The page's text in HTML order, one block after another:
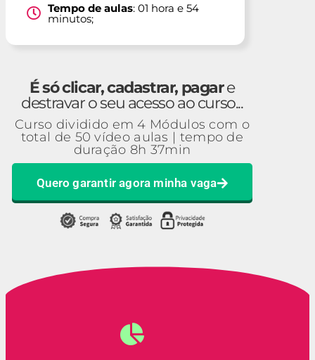
Tempo de aulas: 01 hora e 54
minutos;
É só clicar, cadastrar, pagare
destravar o seu acesso ao curso...
Curso dividido em 4 Módulos com o
total de 50 vídeo aulas | tempo de
duração 8h 37min
Quero garantir agora minha vaga